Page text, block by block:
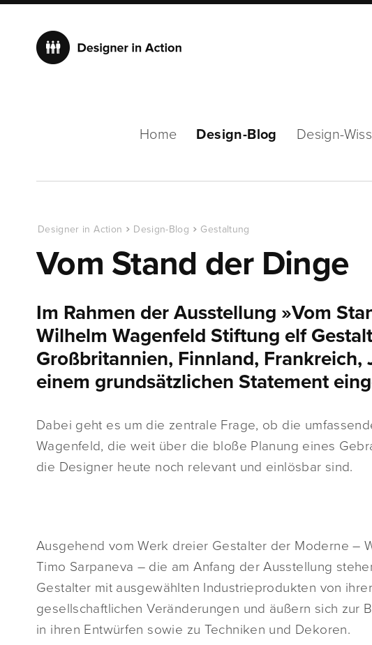
Home Design-Blog Design-
Designer in Action Design-Blog Gestaltung
Vom Stand der Dinge
Im Rahmen der Ausstellung »Vom
Wilhelm Wagenfeld Stiftung elf
Großbritannien, Finnland, Frankreich,
einem grundsätzlichen Statement
Dabei geht es um die zentrale Frage, ob die
Wagenfeld, die weit über die bloße Planung eines
die Designer heute noch relevant und einlösbar sind.
Ausgehend vom Werk dreier Gestalter der Moderne –
Timo Sarpaneva – die am Anfang der Ausstellung
Gestalter mit ausgewählten Industrieprodukten von
gesellschaftlichen Veränderungen und äußern sich zur
in ihren Entwürfen sowie zu Techniken und Dekoren.